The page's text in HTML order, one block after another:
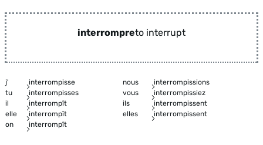
interrompreto interrupt
j' interrompisse nous
interrompissions
tu
interrompisses vous
interrompissiez
il
interrompît ils
interrompissent
elle
interrompît elles
interrompissent
on
interrompît